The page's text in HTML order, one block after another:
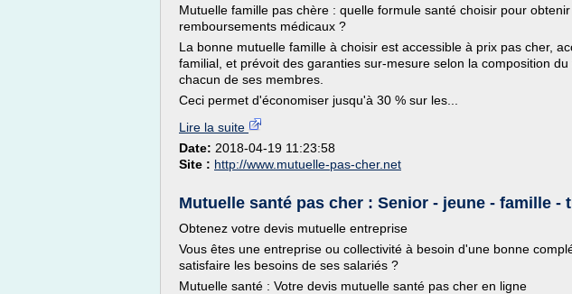
Mutuelle famille pas chère : quelle formule santé choisir pour
remboursements médicaux ?
La bonne mutuelle famille à choisir est accessible à prix pas cher,
familial, et prévoit des garanties sur-mesure selon la composition
chacun de ses membres.
Ceci permet d'économiser jusqu'à 30 % sur les...
Lire la suite
Date: 2018-04-19 11:23:58
Site : http://www.mutuelle-pas-cher.net
Mutuelle santé pas cher : Senior - jeune - famille -
Obtenez votre devis mutuelle entreprise
Vous êtes une entreprise ou collectivité à besoin d'une bonne
satisfaire les besoins de ses salariés ?
Mutuelle santé : Votre devis mutuelle santé pas cher en ligne